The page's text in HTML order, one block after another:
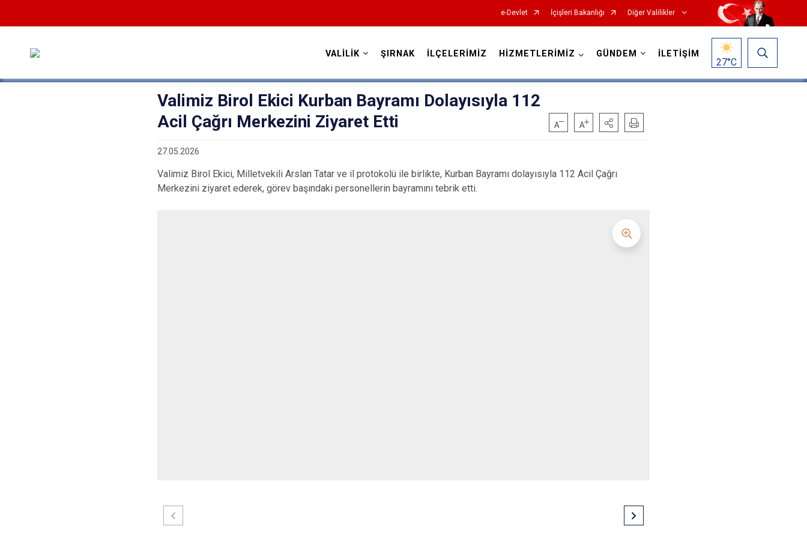
e-Devlet İçişleri Bakanlığı Diğer Valilikler
VALİLİK ŞIRNAK İLÇELERİMİZ HİZMETLERİMİZ GÜNDEM İLETİŞİM
27°C
Valimiz Birol Ekici Kurban Bayramı Dolayısıyla 112
Acil Çağrı Merkezini Ziyaret Etti
27.05.2026
Valimiz Birol Ekici, Milletvekili Arslan Tatar ve il protokolü ile birlikte, Kurban Bayramı dolayısıyla 112 Acil Çağrı
Merkezini ziyaret ederek, görev başındaki personellerin bayramını tebrik etti.